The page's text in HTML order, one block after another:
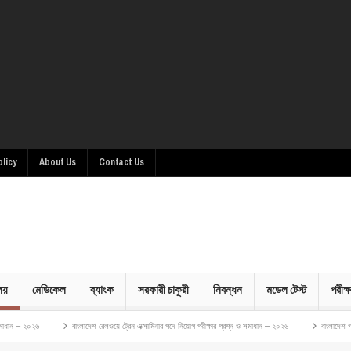
About Us Contact Us
মেডিকেল ব্যাংক সরকারী চাকুরী নিবন্ধন মডেল টেস্ট
বাংলাদেশ রেলওয়ে ট্রেন এক্সামিনার পদে নিয়োগ পরীক্ষার প্রশ্ন ও সমাধান – ২০২৬ বাংলাদেশ গম ও ভুট্টা